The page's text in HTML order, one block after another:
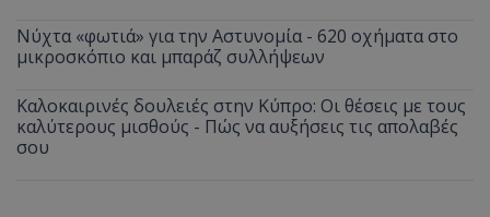
Νύχτα «φωτιά» για την Αστυνομία - 620 οχήματα στο
μικροσκόπιο και μπαράζ συλλήψεων
Καλοκαιρινές δουλειές στην Κύπρο: Οι θέσεις με τους
καλύτερους μισθούς - Πώς να αυξήσεις τις απολαβές
σου